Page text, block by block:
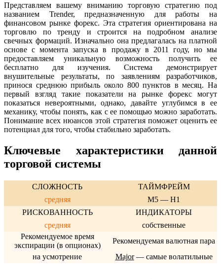
Представляем вашему вниманию торговую стратегию под
названием Trender, предназначенную для работы на
финансовом рынке форекс. Эта стратегия ориентирована на
торговлю по тренду и строится на подробном анализе
свечных формаций. Изначально она предлагалась на платной
основе с момента запуска в продажу в 2011 году, но мы
предоставляем уникальную возможность получить ее
бесплатно для изучения. Система демонстрирует
внушительные результаты, по заявлениям разработчиков,
принося среднюю прибыль около 800 пунктов в месяц. На
первый взгляд такие показатели на рынке форекс могут
показаться невероятными, однако, давайте углубимся в ее
механику, чтобы понять, как с ее помощью можно заработать.
Понимание всех нюансов этой стратегия поможет оценить ее
потенциал для того, чтобы стабильно заработать.
Ключевые характеристики данной
торговой системы
СЛОЖНОСТЬ
ТАЙМФРЕЙМ
средняя
M5 — H1
РИСКОВАННОСТЬ
ИНДИКАТОРЫ
средняя
собственные
Рекомендуемое время
экспирации (в опционах)
Рекомендуемая валютная пара
на усмотрение
Major— самые волатильные